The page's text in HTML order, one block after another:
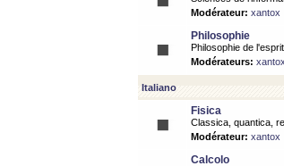
Modérateur: xantox
Philosophie
Philosophie de
Modérateurs: xantox
Italiano
Fisica
Classica, quantica,
Modérateur: xantox
Calcolo